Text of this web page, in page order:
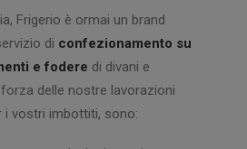
Frigerio è ormai un brand
di confezionamento su
e fodere di divani e
delle nostre lavorazioni
i vostri imbottiti, sono: